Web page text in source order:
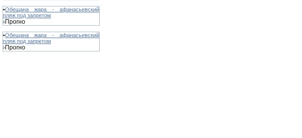
•Обещана жара - афанасьевский
пляж под запретом
›Прогно
•Обещана жара - афанасьевский
пляж под запретом
›Прогно